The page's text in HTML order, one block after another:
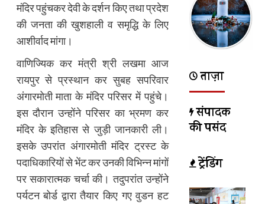
मंदिर पहुंचकर देवी के दर्शन किए तथा प्रदेश
की जनता की खुशहाली व समृद्धि के लिए
आशीर्वाद मांगा।
वाणिज्यिक कर मंत्री श्री लखमा आज
रायपुर से प्रस्थान कर सुबह सपरिवार
अंगारमोती माता के मंदिर परिसर में पहुंचे।
इस दौरान उन्होंने परिसर का भ्रमण कर
मंदिर के इतिहास से जुड़ी जानकारी ली।
इसके उपरांत अंगारमोती मंदिर ट्रस्ट के
पदाधिकारियों से भेंट कर उनकी विभिन्न मांगों
पर सकारात्मक चर्चा की। तदुपरांत उन्होंने
पर्यटन बोर्ड द्वारा तैयार किए गए वुडन हट
ताज़ा
संपादक
की पसंद
ट्रेंडिंग